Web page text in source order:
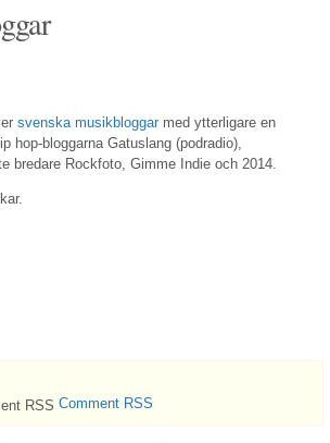
svenska musikbloggarmed ytterligare en
hop-bloggarna Gatuslang (podradio),
bredare Rockfoto, Gimme Indie och 2014.
Comment RSS